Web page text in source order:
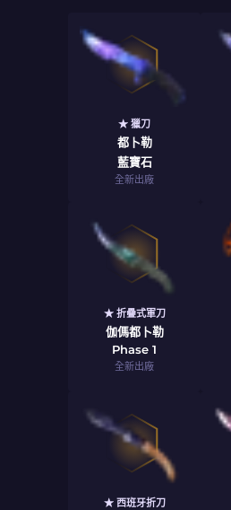
★ 獵刀
都卜勒
藍寶石
全新出廠
★ 折疊式軍刀
伽傌都卜勒
Phase 1
全新出廠
★ 西班牙折刀